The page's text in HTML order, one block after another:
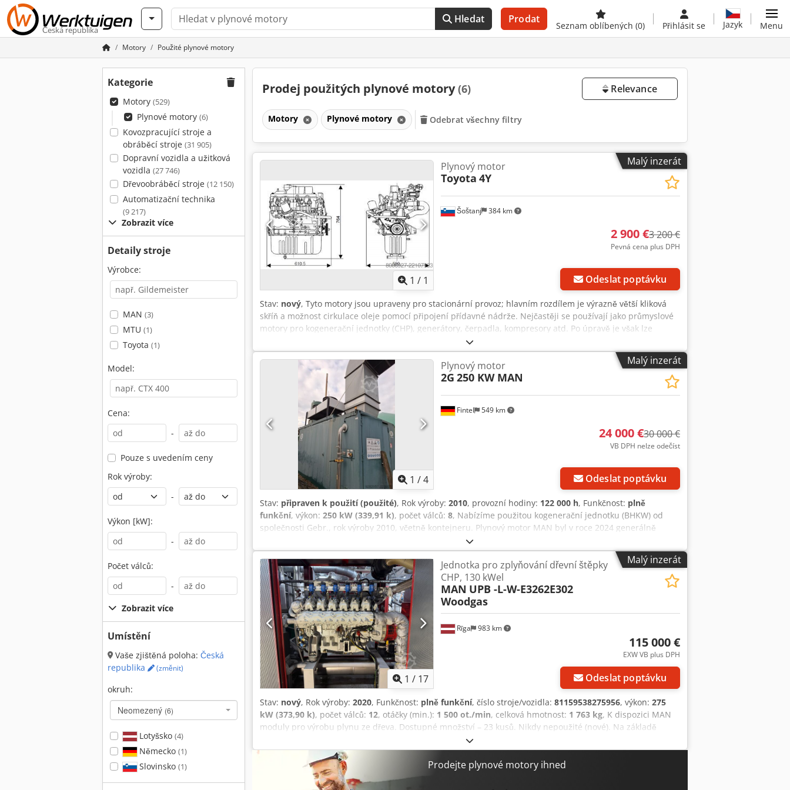
Česká republika
Hledat Prodat
Seznam oblíbených (0) Přihlásit se Jazyk Menu
Motory Použité plynové motory
Kategorie
Motory (529)
Plynové motory (6)
Kovozpracující stroje a
obráběcí stroje (31 905)
Dopravní vozidla a užitková
vozidla (27 746)
Dřevoobráběcí stroje (12 150)
Automatizační technika
(9 217)
Zobrazit více
Detaily stroje
Výrobce:
MAN (3)
MTU (1)
Toyota (1)
Model:
Cena:
-
Pouze s uvedením ceny
Rok výroby:
-
Výkon [kW]:
-
Počet válců:
-
Zobrazit více
Umístění
Vaše zjištěná poloha: Česká
republika
(změnit)
okruh:
Neomezený (6)
Lotyšsko (4)
Německo (1)
Slovinsko (1)
Prodej použitých plynové motory(6) Relevance
Motory Plynové motory Odebrat všechny filtry
Malý inzerát
1 / 1
Šoštanj 384 km
Plynový motor
Toyota 4Y
2 900 €3 200 €
Pevná cena plus DPH
Odeslat poptávku
Stav: nový, Tyto motory jsou upraveny pro stacionární provoz; hlavním rozdílem je výrazně větší kliková
skříň a možnost cirkulace oleje pomocí připojení přídavné nádrže. Nejčastěji se používají jako průmyslové
motory pro kogenerační jednotky (CHP), generátory, čerpadla, kompresory atd. Po úpravě je však lze
instalovat i do vysokozdvižných vozíků nebo starších dodávkových vozidel. Chedpfxozczpdj Al Ssa
Malý inzerát
1 /4
Fintel 549 km
Plynový motor
2G 250 KW MAN
24 000 €30 000 €
VB DPH nelze odečíst
Odeslat poptávku
Stav: připraven k použití (použité), Rok výroby: 2010, provozní hodiny: 122 000 h, Funkčnost: plně
funkční, výkon: 250 kW (339,91 k), počet válců: 8, Nabízíme použitou kogenerační jednotku (BHKW) od
společnosti Gebr., rok výroby 2010, včetně kontejneru. Plynový motor MAN byl v roce 2024 generálně
Malý inzerát
1 / 17
Rīga 983 km
Jednotka pro zplyňování dřevní štěpky
CHP, 130 kWel
MAN UPB -L-W-E3262E302
Woodgas
115 000 €
EXW VB plus DPH
Odeslat poptávku
Stav: nový, Rok výroby: 2020, Funkčnost: plně funkční, číslo stroje/vozidla: 81159538275956, výkon: 275
kW (373,90 k), počet válců: 12, otáčky (min.): 1 500 ot./min, celková hmotnost: 1 763 kg, K dispozici MAN
moduly pro výrobu plynu ze dřeva. Dostupné množství – 23 kusů. Nikdy nepoužité (nové). Na základě
samostatné dohody nabízíme potenciálním kupcům službu přestavby těchto motorů na provoz na zemní
plyn nebo naftu. MAN V12X-2200 - 12válcový motor, zdvihový objem 29,6 litru - Vrtání 138 mm, zdvih 165
mm - Výkon 1618 kW MAN V12X-2000 Csdpfjxcudajx Al Ssha - 12válcový motor, zdvihový objem 24,2 litru -
Vrtání 128 mm, zdvih 165 mm - Výkon 1471 kW MAN V12-1900 - 12válcový motor, zdvihový objem 24,2 litru
Prodejte plynové motory ihned